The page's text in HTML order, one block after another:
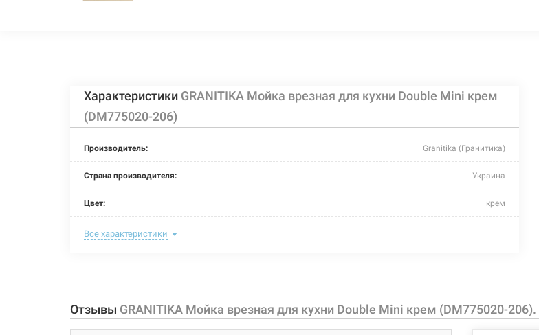
Характеристики GRANITIKA Мойка врезная для кухни Double Mini крем
(DM775020-206)
Производитель: Granitika (Гранитика)
Страна производителя: Украина
Цвет: крем
Тип монтажа:
Глубина чаши: 190 мм; 140 мм
Все характеристики
Отзывы GRANITIKA Мойка врезная для кухни Double Mini крем (DM775020-206).